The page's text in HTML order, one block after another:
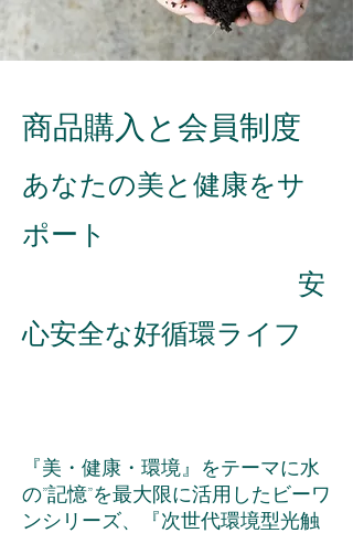
​商品購入と会員制度
あなたの美と健康をサ
ポート
安
心安全な好循環ライフ​
『美・健康・環境』をテーマに水
の”記憶”を最大限に活用したビーワ
ンシリーズ、『次世代環境型光触